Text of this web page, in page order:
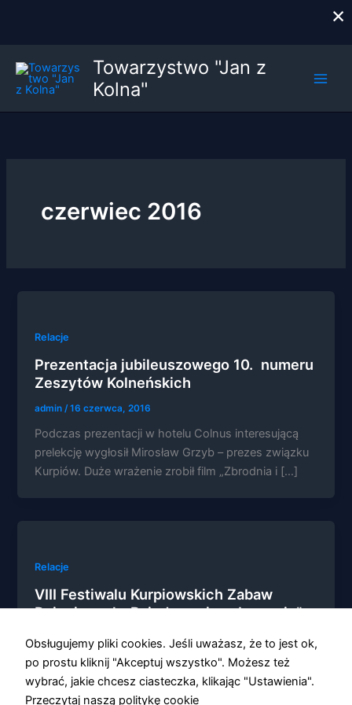
treści
Towarzystwo "Jan z
Kolna"
czerwiec 2016
Relacje
Prezentacja jubileuszowego 10. numeru
Zeszytów Kolneńskich
admin /16 czerwca, 2016
Podczas prezentacji w hotelu Colnus interesującą
prelekcję wygłosił Mirosław Grzyb – prezes związku
Kurpiów. Duże wrażenie zrobił film „Zbrodnia i […]
Relacje
VIII Festiwalu Kurpiowskich Zabaw
Dziecięcych „Bziodowanie w Lemanie”
admin /12 czerwca, 2016
Impreza odbyła się na boisku Szkoły Podstawowej w
Lemanie, a uczestniczyło w niej 9 drużyn (po 10
zawodników) ze szkół podstawowych
×
Obsługujemy pliki cookies. Jeśli uważasz, że to jest ok,
po prostu kliknij "Akceptuj wszystko". Możesz też
wybrać, jakie chcesz ciasteczka, klikając "Ustawienia".
Przeczytaj naszą politykę cookie
Konieczne
Te pliki cookie
nie są
Statystyka
poprawić
funkcjonalność
i strukturę
strony